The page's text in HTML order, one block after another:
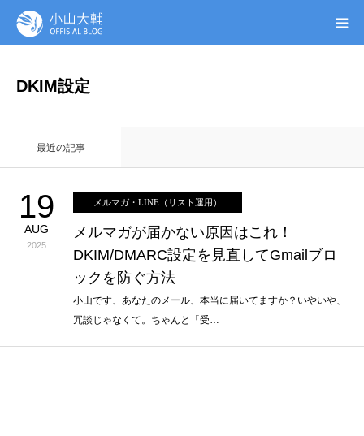
DKIM設定
最近の記事
19
AUG
2025
メルマガ・LINE（リスト運用）
メルマガが届かない原因はこれ！
DKIM/DMARC設定を見直してGmailブロ
ックを防ぐ方法
小山です、あなたのメール、本当に届いてますか？いやいや、
冗談じゃなくて。ちゃんと「受…
無料ガイドブック
オンシク本
プロフィール